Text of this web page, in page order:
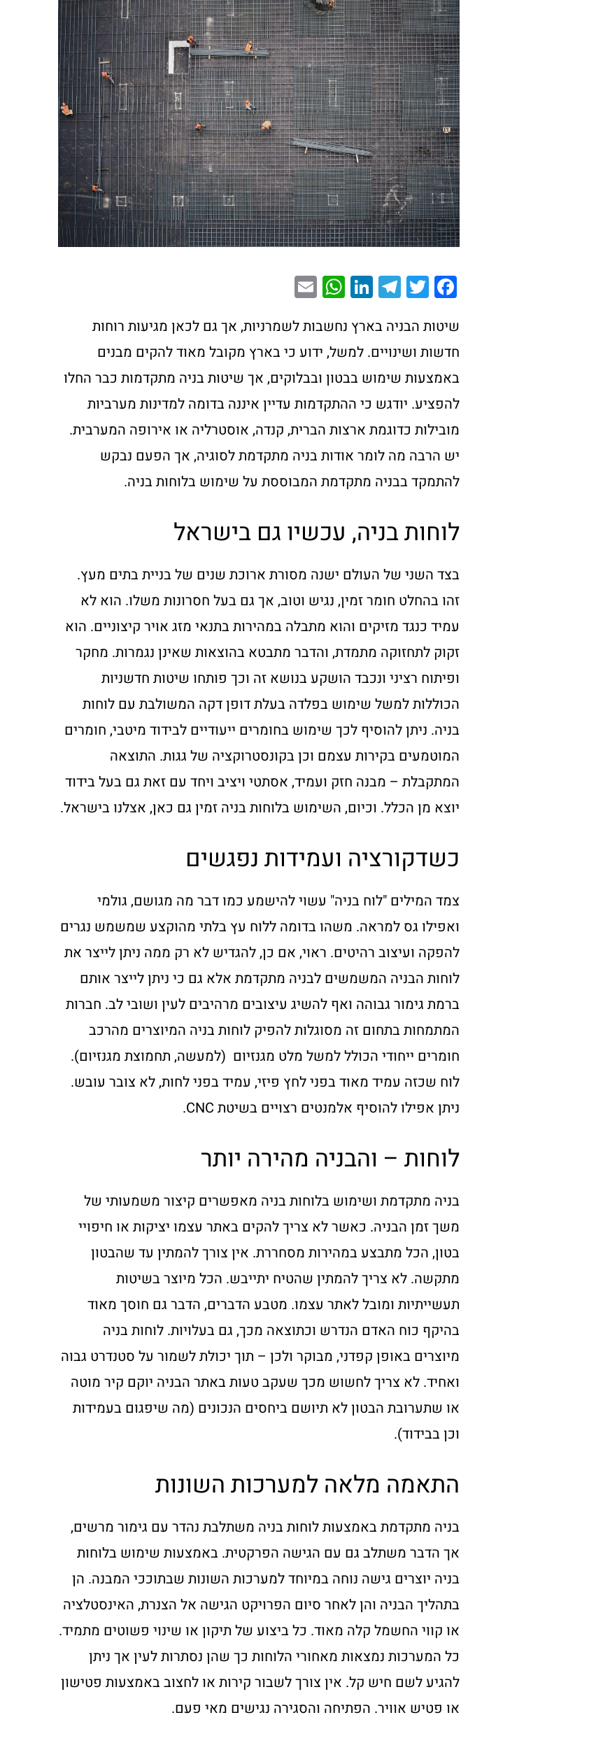
F
a
c
e
b
o
o
k
T
wi
tt
er
T
el
e
gr
a
m
Li
n
k
e
dI
n
W
h
at
s
A
p
p
ai
l
שיטות הבניה בארץ נחשבות לשמרניות, אך גם לכאן מגיעות רוחות
חדשות ושינויים. למשל, ידוע כי בארץ מקובל מאוד להקים מבנים
באמצעות שימוש בבטון ובבלוקים, אך שיטות בניה מתקדמות כבר החלו
להפציע. יודגש כי ההתקדמות עדיין איננה בדומה למדינות מערביות
מובילות כדוגמת ארצות הברית, קנדה, אוסטרליה או אירופה המערבית.
יש הרבה מה לומר אודות בניה מתקדמת לסוגיה, אך הפעם נבקש
להתמקד בבניה מתקדמת המבוססת על שימוש בלוחות בניה.
לוחות בניה, עכשיו גם בישראל
בצד השני של העולם ישנה מסורת ארוכת שנים של בניית בתים מעץ.
זהו בהחלט חומר זמין, נגיש וטוב, אך גם בעל חסרונות משלו. הוא לא
עמיד כנגד מזיקים והוא מתבלה במהירות בתנאי מזג אויר קיצוניים. הוא
זקוק לתחזוקה מתמדת, והדבר מתבטא בהוצאות שאינן נגמרות. מחקר
ופיתוח רציני ונכבד הושקע בנושא זה וכך פותחו שיטות חדשניות
הכוללות למשל שימוש בפלדה בעלת דופן דקה המשולבת עם לוחות
בניה. ניתן להוסיף לכך שימוש בחומרים ייעודיים לבידוד מיטבי, חומרים
המוטמעים בקירות עצמם וכן בקונסטרוקציה של גגות. התוצאה
המתקבלת – מבנה חזק ועמיד, אסתטי ויציב ויחד עם זאת גם בעל בידוד
יוצא מן הכלל. וכיום, השימוש בלוחות בניה זמין גם כאן, אצלנו בישראל.
כשדקורציה ועמידות נפגשים
צמד המילים "לוח בניה" עשוי להישמע כמו דבר מה מגושם, גולמי
ואפילו גס למראה. משהו בדומה ללוח עץ בלתי מהוקצע שמשמש נגרים
להפקה ועיצוב רהיטים. ראוי, אם כן, להגדיש לא רק ממה ניתן לייצר את
לוחות הבניה המשמשים לבניה מתקדמת אלא גם כי ניתן לייצר אותם
ברמת גימור גבוהה ואף להשיג עיצובים מרהיבים לעין ושובי לב. חברות
המתמחות בתחום זה מסוגלות להפיק לוחות בניה המיוצרים מהרכב
חומרים ייחודי הכולל למשל מלט מגנזיום (למעשה, תחמוצת מגנזיום).
לוח שכזה עמיד מאוד בפני לחץ פיזי, עמיד בפני לחות, לא צובר עובש.
ניתן אפילו להוסיף אלמנטים רצויים בשיטת CNC.
לוחות – והבניה מהירה יותר
בניה מתקדמת ושימוש בלוחות בניה מאפשרים קיצור משמעותי של
משך זמן הבניה. כאשר לא צריך להקים באתר עצמו יציקות או חיפויי
בטון, הכל מתבצע במהירות מסחררת. אין צורך להמתין עד שהבטון
מתקשה. לא צריך להמתין שהטיח יתייבש. הכל מיוצר בשיטות
תעשייתיות ומובל לאתר עצמו. מטבע הדברים, הדבר גם חוסך מאוד
בהיקף כוח האדם הנדרש וכתוצאה מכך, גם בעלויות. לוחות בניה
מיוצרים באופן קפדני, מבוקר ולכן – תוך יכולת לשמור על סטנדרט גבוה
ואחיד. לא צריך לחשוש מכך שעקב טעות באתר הבניה יוקם קיר מוטה
או שתערובת הבטון לא תיושם ביחסים הנכונים (מה שיפגום בעמידות
וכן בבידוד).
התאמה מלאה למערכות השונות
בניה מתקדמת באמצעות לוחות בניה משתלבת נהדר עם גימור מרשים,
אך הדבר משתלב גם עם הגישה הפרקטית. באמצעות שימוש בלוחות
בניה יוצרים גישה נוחה במיוחד למערכות השונות שבתוככי המבנה. הן
בתהליך הבניה והן לאחר סיום הפרויקט הגישה אל הצנרת, האינסטלציה
או קווי החשמל קלה מאוד. כל ביצוע של תיקון או שינוי פשוטים מתמיד.
כל המערכות נמצאות מאחורי הלוחות כך שהן נסתרות לעין אך ניתן
להגיע לשם חיש קל. אין צורך לשבור קירות או לחצוב באמצעות פטישון
או פטיש אוויר. הפתיחה והסגירה נגישים מאי פעם.